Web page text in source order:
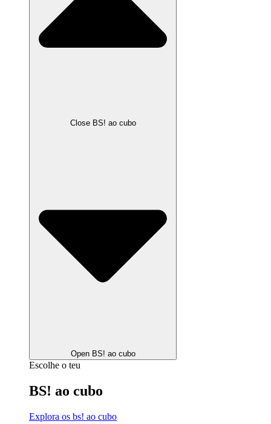
Close BS! ao cubo
Open BS! ao cubo
Escolhe o teu
BS! ao cubo
Explora os bs! ao cubo